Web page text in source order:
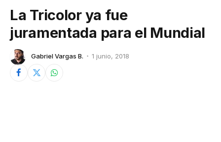
La Tricolor ya fue
juramentada para el Mundial
Gabriel Vargas B. 1 junio, 2018